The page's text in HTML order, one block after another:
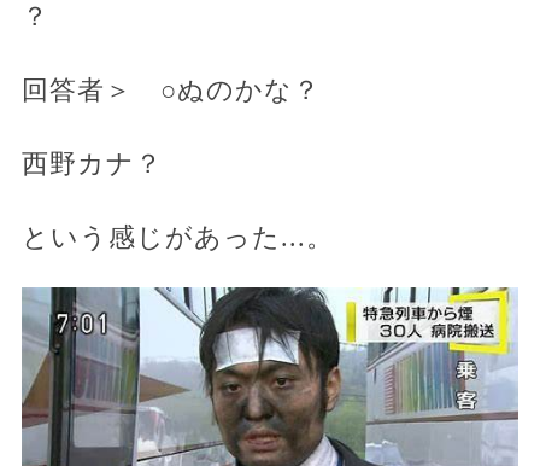
？
回答者＞ ○ぬのかな？
西野カナ？
という感じがあった...。